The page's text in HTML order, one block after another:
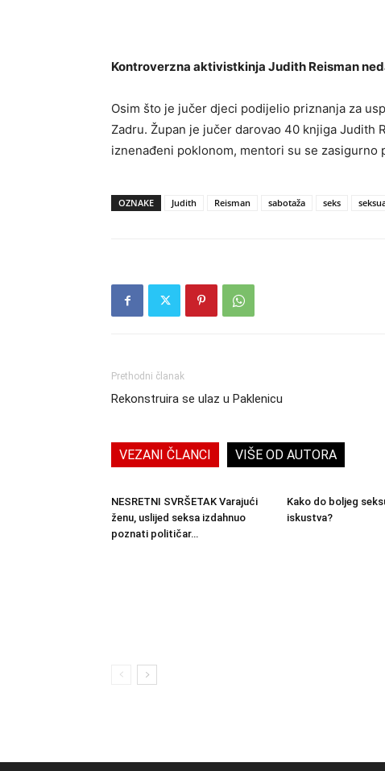
Kontroverzna aktivistkinja Judith Reisman
Osim što je jučer djeci podijelio priznanja za
Zadru. Župan je jučer darovao 40 knjiga Judith
iznenađeni poklonom, mentori su se zasigurno
OZNAKE Judith Reisman sabotaža seks
Prethodni članak
Rekonstruira se ulaz u Paklenicu
VEZANI ČLANCI VIŠE OD AUTORA
NESRETNI SVRŠETAK Varajući
ženu, uslijed seksa izdahnuo
poznati političar…
Kako do boljeg
iskustva?